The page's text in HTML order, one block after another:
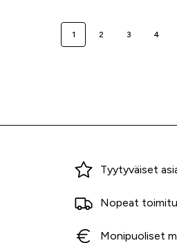
1 2 3 4
Miksi ostaa Tarvikekeskuksesta?
Tyytyväiset
Nopeat
Monipuoliset